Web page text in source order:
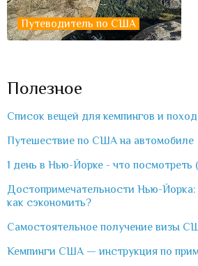
Путеводитель по США
Полезное
Список вещей для кемпингов и
Путешествие по США на автомобиле
1 день в Нью-Йорке - что посмотреть
Достопримечательности Нью-Йорка:
как сэкономить?
Самостоятельное получение визы
Кемпинги США — инструкция по